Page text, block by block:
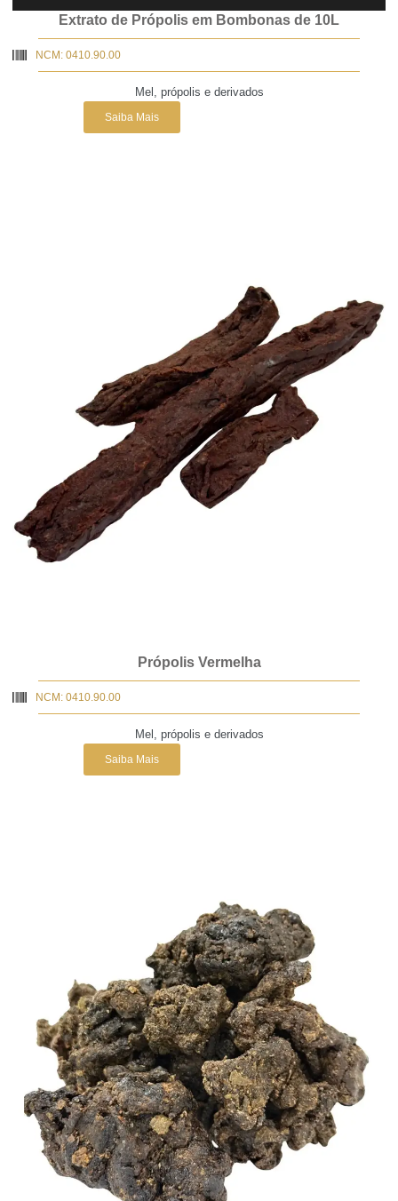
Extrato de Própolis em Bombonas de 10L
NCM: 0410.90.00
Mel, própolis e derivados
Saiba Mais
Própolis Vermelha
NCM: 0410.90.00
Mel, própolis e derivados
Saiba Mais